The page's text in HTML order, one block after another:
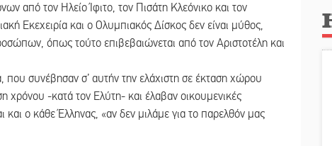
από τον Ηλείο Ίφιτο, τον Πισάτη Κλεόνικο και τον
Εκεχειρία και ο Ολυμπιακός Δίσκος δεν είναι μύθος,
όπως τούτο επιβεβαιώνεται από τον Αριστοτέλη και
που συνέβησαν σ’ αυτήν την ελάχιστη σε έκταση χώρου
χρόνου -κατά τον Ελύτη- και έλαβαν οικουμενικές
και ο κάθε Έλληνας, «αν δεν μιλάμε για το παρελθόν μας